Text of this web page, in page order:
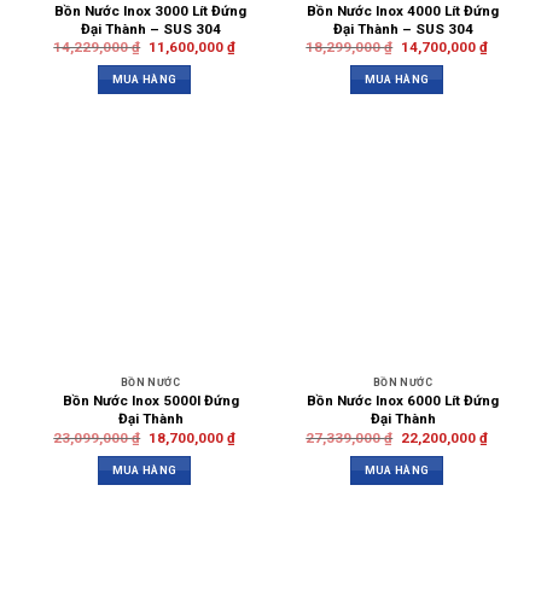
Bồn Nước Inox 3000 Lít Đứng
Đại Thành – SUS 304
14,229,000₫ 11,600,000 ₫
MUA HÀNG
Bồn Nước Inox 4000 Lít Đứng
Đại Thành – SUS 304
18,299,000₫ 14,700,000 ₫
MUA HÀNG
BỒN NƯỚC
Bồn Nước Inox 5000l Đứng
Đại Thành
23,099,000₫ 18,700,000 ₫
MUA HÀNG
BỒN NƯỚC
Bồn Nước Inox 6000 Lít Đứng
Đại Thành
27,339,000₫ 22,200,000 ₫
MUA HÀNG